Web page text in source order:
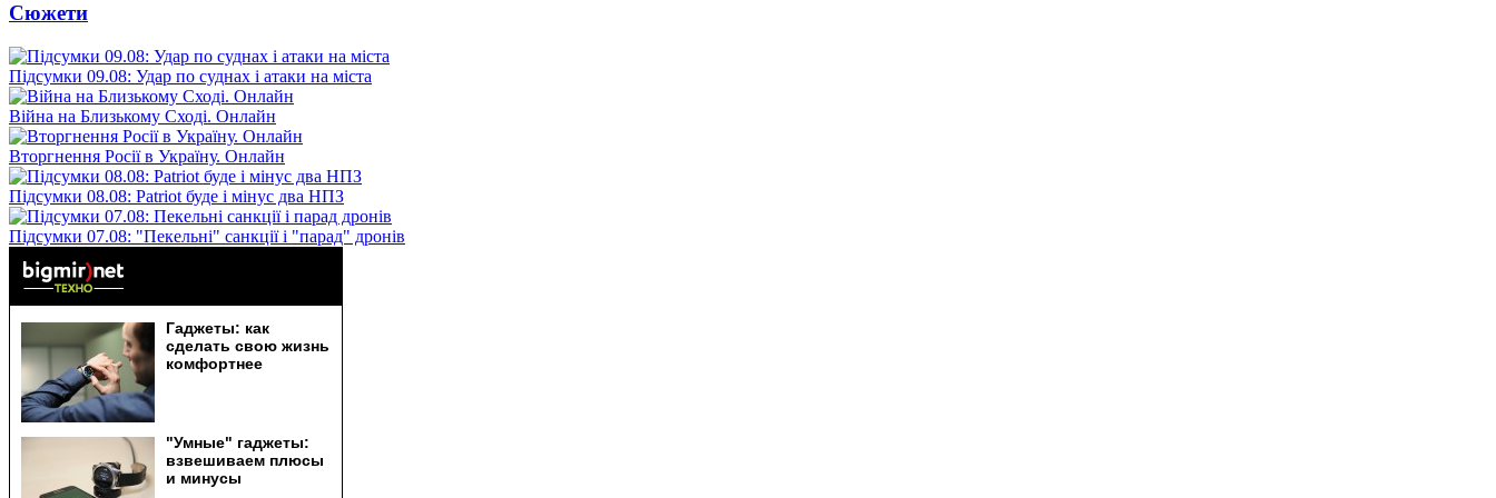
Сюжети
Підсумки 09.08: Удар по суднах і атаки на міста
Війна на Близькому Сході. Онлайн
Вторгнення Росії в Україну. Онлайн
Підсумки 08.08: Patriot буде і мінус два НПЗ
Підсумки 07.08: "Пекельні" санкції і "парад" дронів